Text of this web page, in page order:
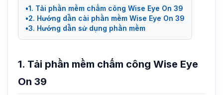
1. Tải phần mềm chấm công Wise Eye On 39
2. Hướng dẫn cài phần mềm Wise Eye On 39
3. Hướng dẫn sử dụng phần mềm
1. Tải phần mềm chấm công Wise Eye
On 39